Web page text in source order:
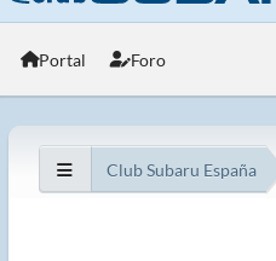
Portal Foro
Club Subaru España